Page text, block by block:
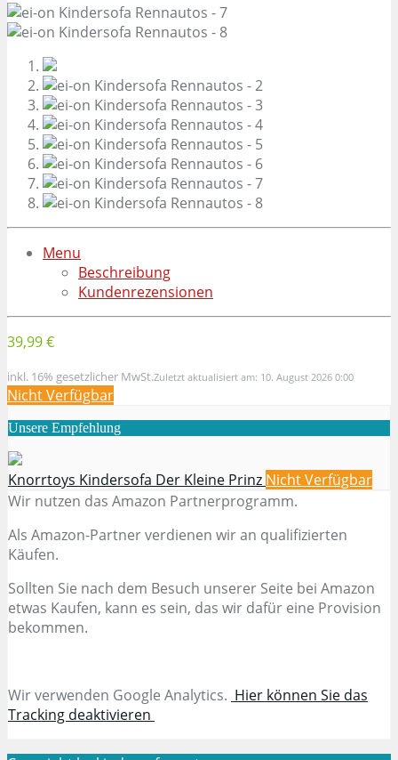
Menu
Beschreibung
Kundenrezensionen
39,99 €
inkl. 16% gesetzlicher MwSt.Zuletzt aktualisiert am: 10. August 2026 0:00
Nicht Verfügbar
Unsere Empfehlung
Knorrtoys Kindersofa Der Kleine Prinz Nicht Verfügbar
Wir nutzen das Amazon Partnerprogramm.
Als Amazon-Partner verdienen wir an qualifizierten
Käufen.
Sollten Sie nach dem Besuch unserer Seite bei Amazon
etwas Kaufen, kann es sein, das wir dafür eine Provision
bekommen.
Wir verwenden Google Analytics. Hier können Sie das
Tracking deaktivieren